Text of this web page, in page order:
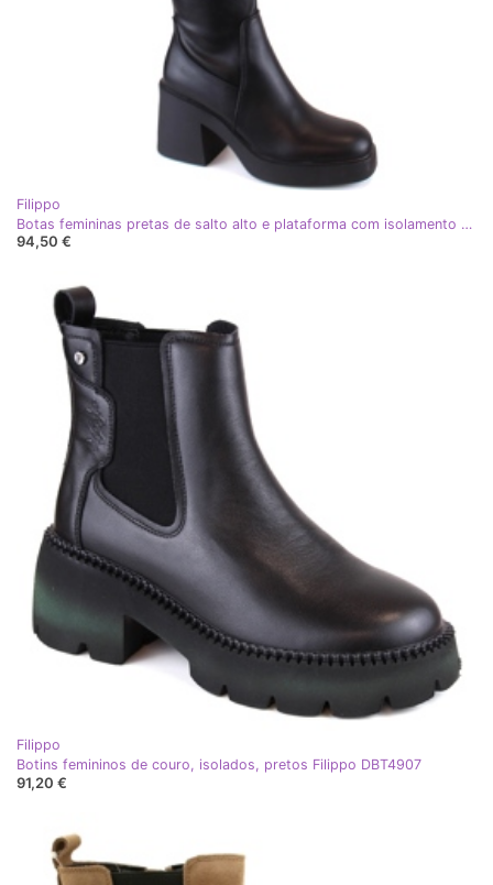
Filippo
Botas femininas pretas de salto alto e plataforma com isolamento Filippo DKZ4999 preto
94,50 €
Filippo
Botins femininos de couro, isolados, pretos Filippo DBT4907
91,20 €